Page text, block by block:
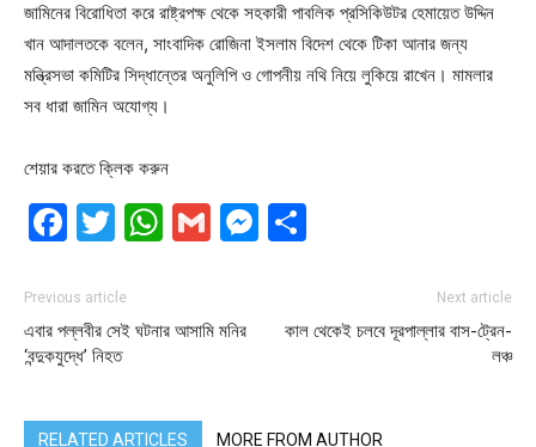
জামিনের বিরোধিতা করে রাষ্ট্রপক্ষ থেকে সহকারী পাবলিক প্রসিকিউটর হেমায়েত উদ্দিন
খান আদালতকে বলেন, সাংবাদিক রোজিনা ইসলাম বিদেশ থেকে টিকা আনার জন্য
মন্ত্রিসভা কমিটির সিদ্ধান্তের অনুলিপি ও গোপনীয় নথি নিয়ে লুকিয়ে রাখেন। মামলার
সব ধারা জামিন অযোগ্য।
শেয়ার করতে ক্লিক করুন
Facebook
Twitter
WhatsApp
GmailMessenger
Previous article
এবার পল্লবীর সেই ঘটনার আসামি মনির
‘বন্দুকযুদ্ধে’ নিহত
Next article
কাল থেকেই চলবে দূরপাল্লার বাস-ট্রেন-
লঞ্চ
RELATED ARTICLES MORE FROM AUTHOR